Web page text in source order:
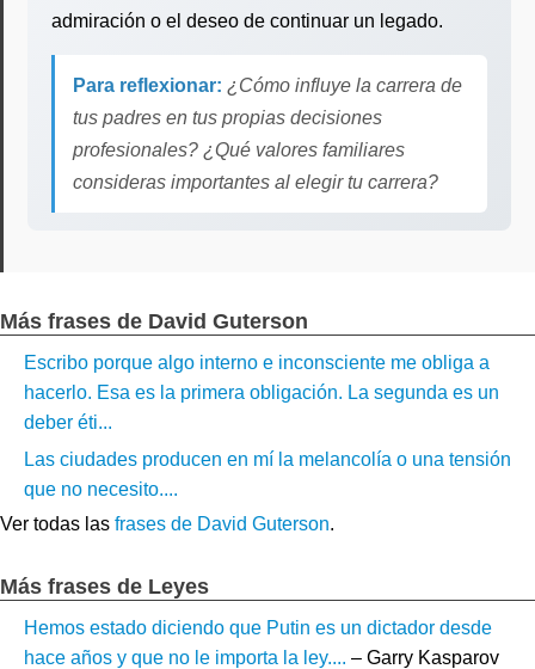
admiración o el deseo de continuar un legado.
Para reflexionar: ¿Cómo influye la carrera de
tus padres en tus propias decisiones
profesionales? ¿Qué valores familiares
consideras importantes al elegir tu carrera?
Más frases de David Guterson
Escribo porque algo interno e inconsciente me obliga a
hacerlo. Esa es la primera obligación. La segunda es un
deber éti...
Las ciudades producen en mí la melancolía o una tensión
que no necesito....
Ver todas las frases de David Guterson.
Más frases de Leyes
Hemos estado diciendo que Putin es un dictador desde
hace años y que no le importa la ley.... – Garry Kasparov